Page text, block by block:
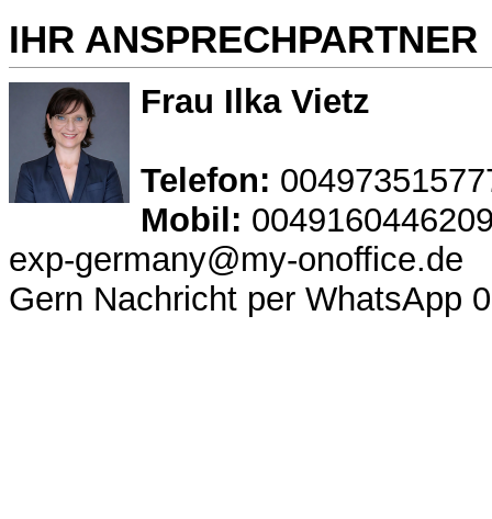
IHR ANSPRECHPARTNER
Frau Ilka Vietz
Telefon:
Mobil:
exp-germany@my-onoffice.de
Gern Nachricht per WhatsApp